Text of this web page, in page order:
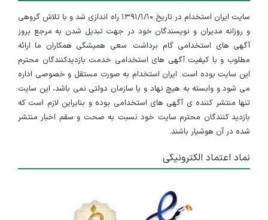
سایت ایران استخدام در تاریخ ۱۳۹۱/۱/۱۰ راه اندازی شد و با تلاش گروهی
و روزانه مدیران و نویسندگان خود در جهت تبدیل شدن به مرجع بروز
آگهی های استخدامی گام برداشت. سعی همیشگی همکاران ما ارائه
مطلوب و با کیفیت آگهی های استخدامی خدمت بازدیدکنندگان محترم
این سایت بوده است. ایران استخدام به صورت مستقل و خصوصی اداره
می شود و وابسته به هیچ نهاد و یا سازمان دولتی نمی باشد، این سایت
تنها منتشر کننده ی آگهی های استخدامی بوده و بنابراین لازم است که
بازدید کنندگان محترم سایت خود نسبت به صحت و سقم اخبار منتشر
شده در آن هوشیار باشند.
نماد اعتماد الکترونیکی